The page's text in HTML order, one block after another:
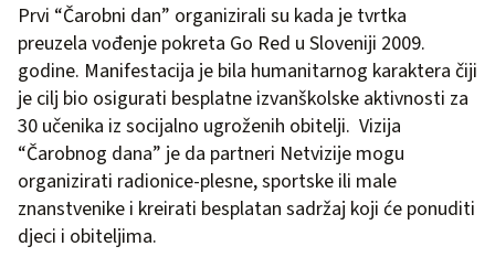
Prvi “Čarobni dan” organizirali su kada je tvrtka
preuzela vođenje pokreta Go Red u Sloveniji 2009.
godine. Manifestacija je bila humanitarnog karaktera čiji
je cilj bio osigurati besplatne izvanškolske aktivnosti za
30 učenika iz socijalno ugroženih obitelji. Vizija
“Čarobnog dana” je da partneri Netvizije mogu
organizirati radionice-plesne, sportske ili male
znanstvenike i kreirati besplatan sadržaj koji će ponuditi
djeci i obiteljima.